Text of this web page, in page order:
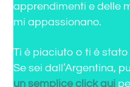
apprendimenti e delle
mi appassionano.
Ti è piaciuto o ti è
Se sei dall’Argentina,
un semplice click qui